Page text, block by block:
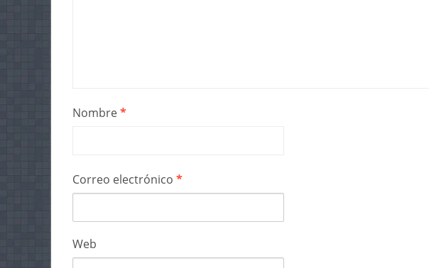
Nombre*
Correo electrónico *
Web